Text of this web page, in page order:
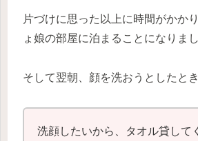
片づけに思った以上に時間がかか
ょ娘の部屋に泊まることになりまし
そして翌朝、顔を洗おうとしたと
洗顔したいから、タオル貸して